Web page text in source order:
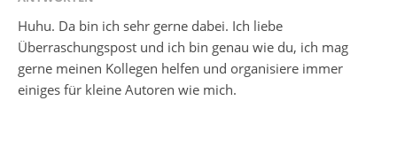
Huhu. Da bin ich sehr gerne dabei. Ich liebe
Überraschungspost und ich bin genau wie du, ich mag
gerne meinen Kollegen helfen und organisiere immer
einiges für kleine Autoren wie mich.